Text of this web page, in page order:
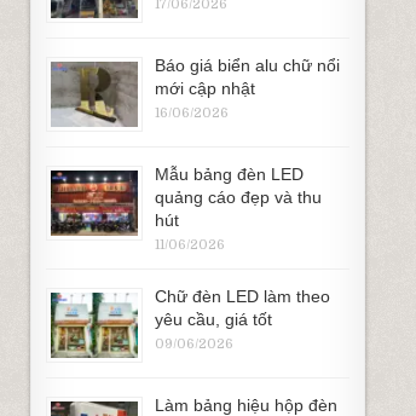
17/06/2026
Báo giá biển alu chữ nổi
mới cập nhật
16/06/2026
Mẫu bảng đèn LED
quảng cáo đẹp và thu
hút
11/06/2026
Chữ đèn LED làm theo
yêu cầu, giá tốt
09/06/2026
Làm bảng hiệu hộp đèn